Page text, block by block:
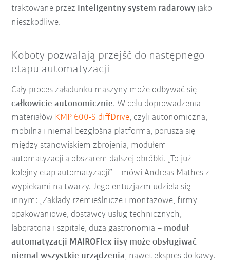
traktowane przez inteligentny system radarowy jako
nieszkodliwe.
Koboty pozwalają przejść do następnego
etapu automatyzacji
Cały proces załadunku maszyny może odbywać się
całkowicie autonomicznie. W celu doprowadzenia
materiałów KMP 600-S diffDrive, czyli autonomiczna,
mobilna i niemal bezgłośna platforma, porusza się
między stanowiskiem zbrojenia, modułem
automatyzacji a obszarem dalszej obróbki. „To już
kolejny etap automatyzacji” – mówi Andreas Mathes z
wypiekami na twarzy. Jego entuzjazm udziela się
innym: „Zakłady rzemieślnicze i montażowe, firmy
opakowaniowe, dostawcy usług technicznych,
laboratoria i szpitale, duża gastronomia – moduł
automatyzacji MAIROFlex iisy może obsługiwać
niemal wszystkie urządzenia, nawet ekspres do kawy.